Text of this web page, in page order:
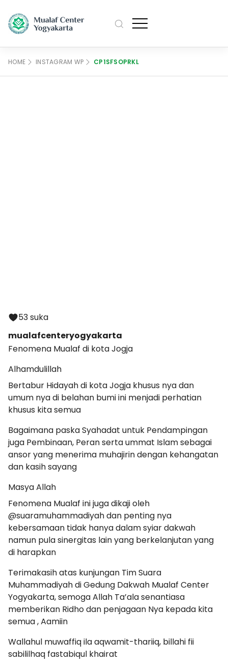
Profile
HOME INSTAGRAM WP CP1SFSOPRKL
53 suka
mualafcenteryogyakarta
Fenomena Mualaf di kota Jogja
Alhamdulillah
Bertabur Hidayah di kota Jogja khusus nya dan
umum nya di belahan bumi ini menjadi perhatian
khusus kita semua
Bagaimana paska Syahadat untuk Pendampingan
juga Pembinaan, Peran serta ummat Islam sebagai
ansor yang menerima muhajirin dengan kehangatan
dan kasih sayang
Masya Allah
Fenomena Mualaf ini juga dikaji oleh
@suaramuhammadiyah dan penting nya
kebersamaan tidak hanya dalam syiar dakwah
namun pula sinergitas lain yang berkelanjutan yang
di harapkan
Terimakasih atas kunjungan Tim Suara
Muhammadiyah di Gedung Dakwah Mualaf Center
Yogyakarta, semoga Allah Ta’ala senantiasa
memberikan Ridho dan penjagaan Nya kepada kita
semua , Aamiin
Wallahul muwaffiq ila aqwamit-thariiq, billahi fii
sabililhaq fastabiqul khairat